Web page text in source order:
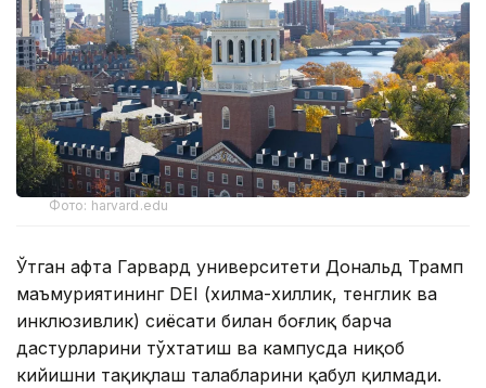
Фото: harvard.edu
Ўтган ҳафта Гарвард университети Дональд Трамп
маъмуриятининг DEI (хилма-хиллик, тенглик ва
инклюзивлик) сиёсати билан боғлиқ барча
дастурларини тўхтатиш ва кампусда ниқоб
кийишни тақиқлаш талабларини қабул қилмади.